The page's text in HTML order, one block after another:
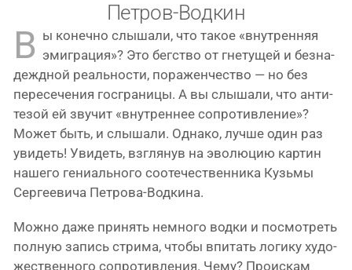
Петров-Водкин
В ы конеч­но слы­ша­ли, что такое «внут­рен­няя
эми­гра­ция»? Это бег­ство от гне­ту­щей и без­на­
дежд­ной реаль­но­сти, пора­жен­че­ство — но без
пере­се­че­ния гос­гра­ни­цы. А вы слы­ша­ли, что анти­
те­зой ей зву­чит «внут­рен­нее сопро­тив­ле­ние»?
Может быть, и слы­ша­ли. Однако, луч­ше один раз
уви­деть! Увидеть, взгля­нув на эво­лю­цию кар­тин
наше­го гени­аль­но­го сооте­че­ствен­ни­ка Кузьмы
Сергеевича Петрова-Водкина.
Можно даже при­нять немно­го вод­ки и посмот­реть
пол­ную запись стри­ма, что­бы впи­тать логи­ку худо­
же­ствен­но­го сопро­тив­ле­ния. Чему? Проискам